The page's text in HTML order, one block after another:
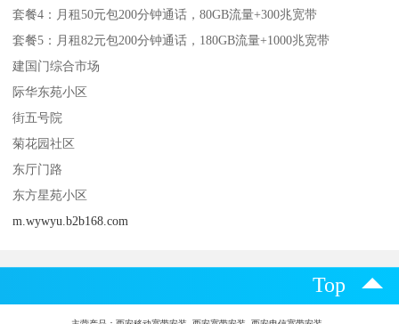
套餐4：月租50元包200分钟通话，80GB流量+300兆宽带
套餐5：月租82元包200分钟通话，180GB流量+1000兆宽带
建国门综合市场
际华东苑小区
街五号院
菊花园社区
东厅门路
东方星苑小区
m.wywyu.b2b168.com
Top